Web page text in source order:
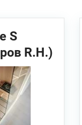
S
R.H.)
см
Сауна